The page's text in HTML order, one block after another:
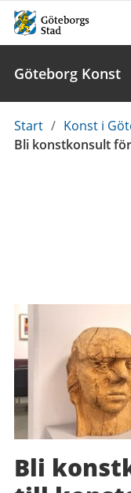
Göteborg Konst
Du
är
Start / Konst i
Bli konstkonsult
Bli